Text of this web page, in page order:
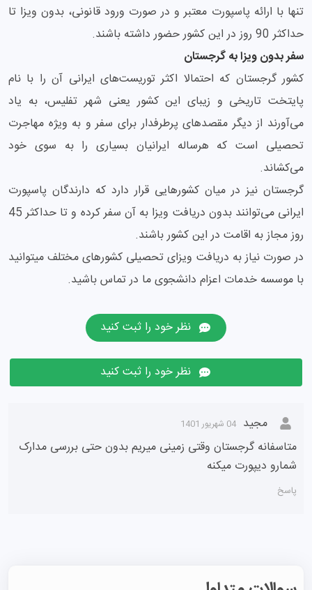
تنها با ارائه پاسپورت معتبر و در صورت ورود قانونی، بدون ویزا تا
حداکثر 90 روز در این کشور حضور داشته باشند.
سفر بدون ویزا به گرجستان
کشور گرجستان که احتمالا اکثر توریست‌های ایرانی آن را با نام
پایتخت تاریخی و زیبای این کشور یعنی شهر تفلیس، به یاد
می‌آورند از دیگر مقصدهای پرطرفدار برای سفر و به ویژه مهاجرت
تحصیلی است که هرساله ایرانیان بسیاری را به سوی خود
می‌کشاند.
گرجستان نیز در میان کشورهایی قرار دارد که دارندگان پاسپورت
ایرانی می‌توانند بدون دریافت ویزا به آن سفر کرده و تا حداکثر 45
روز مجاز به اقامت در این کشور باشند.
در صورت نیاز به دریافت ویزای تحصیلی کشورهای مختلف میتوانید
با موسسه خدمات اعزام دانشجوی ما در تماس باشید.
نظر خود را ثبت کنید
نظر خود را ثبت کنید
مجید 04 شهریور 1401
متاسفانه گرجستان وقتی زمینی میریم بدون حتی بررسی مدارک
شمارو دیپورت میکنه
پاسخ